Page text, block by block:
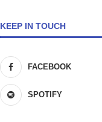
KEEP IN TOUCH
FACEBOOK
SPOTIFY